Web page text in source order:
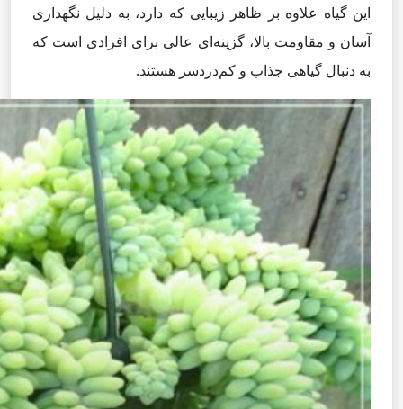
این گیاه علاوه بر ظاهر زیبایی که دارد، به دلیل نگهداری
آسان و مقاومت بالا، گزینه‌ای عالی برای افرادی است که
به دنبال گیاهی جذاب و کم‌دردسر هستند.